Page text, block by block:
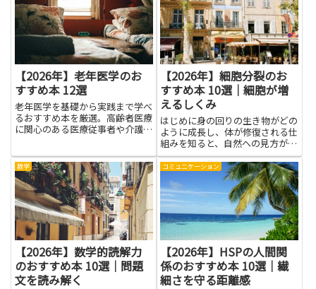
ための知識が身につきます。具体
的には損失が出る場面の見極め
方...
【2026年】老年医学のお
すすめ本 12選
老年医学を基礎から実践まで学べ
るおすすめ本を厳選。高齢者医療
に関心のある医療従事者や介護関
【2026年】細胞分裂のお
すすめ本 10選｜細胞が増
えるしくみ
はじめに身の回りの生き物がどの
ように成長し、体が修復される仕
組みを知ると、自然への見方が変
わります。とくに細胞分裂は、細
胞が新しく分かれ、増えるしくみ
を支える基本です。このテーマを
学ぶと、学校の理科の授業だけで
なく、日々の観察にも役立つ考
え...
数学
【2026年】数学的読解力
のおすすめ本 10選｜問題
文を読み解く
コミュニケーション
【2026年】HSPの人間関
係のおすすめ本 10選｜繊
細さを守る距離感